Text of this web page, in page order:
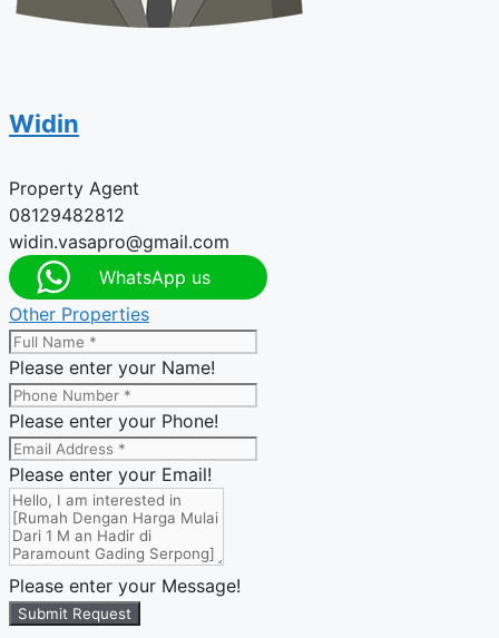
Widin
Property Agent
08129482812
widin.vasapro@gmail.com
WhatsApp us
Other Properties
Please enter your Name!
Please enter your Phone!
Please enter your Email!
Please enter your Message!
Submit Request